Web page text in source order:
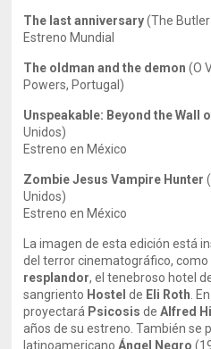
The last anniversary(The
Estreno Mundial
The oldman and the demon (O
Powers, Portugal)
Unspeakable: Beyond the Wall
Unidos)
Estreno en México
Zombie Jesus Vampire Hunter
Unidos)
Estreno en México
La imagen de esta edición está
del terror cinematográfico, como
resplandor, el tenebroso hotel
sangriento Hostel de Eli Roth .
proyectará Psicosis deAlfred
años de su estreno. También se
latinoamericanoÁngel Negro